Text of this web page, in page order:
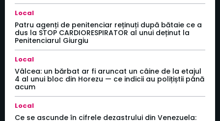
Local
Patru agenți de penitenciar reținuți după bătaie ce a
dus la STOP CARDIORESPIRATOR al unui deținut la
Penitenciarul Giurgiu
Local
Vâlcea: un bărbat ar fi aruncat un câine de la etajul
4 al unui bloc din Horezu — ce indicii au polițiștii până
acum
Local
Ce se ascunde în cifrele dezastrului din Venezuela: